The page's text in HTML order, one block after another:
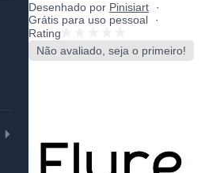
Desenhado por Pinisiart
Grátis para uso pessoal
Rating
Não avaliado, seja o primeiro!